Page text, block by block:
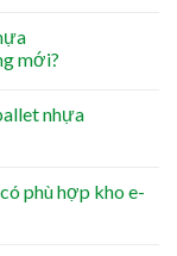
mới?
nhựa
phù hợp kho e-